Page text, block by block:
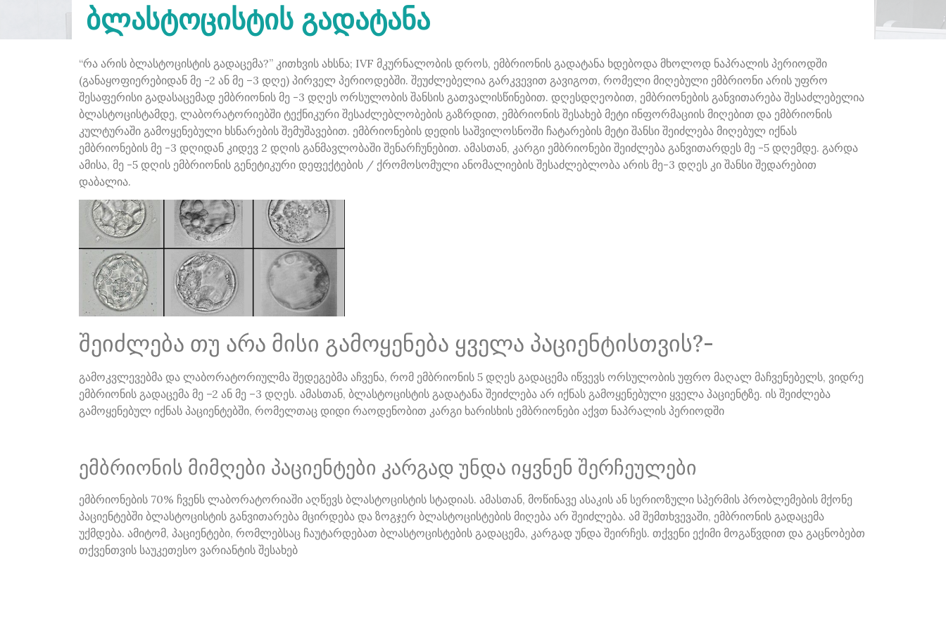
ბლასტოცისტის გადატანა
“რა არის ბლასტოცისტის გადაცემა?” კითხვის ახსნა; IVF მკურნალობის დროს, ემბრიონის გადატანა ხდებოდა მხოლოდ ნაპრალის პერიოდში
(განაყოფიერებიდან მე -2 ან მე –3 დღე) პირველ პერიოდებში. შეუძლებელია გარკვევით გავიგოთ, რომელი მიღებული ემბრიონი არის უფრო
შესაფერისი გადასაცემად ემბრიონის მე -3 დღეს ორსულობის შანსის გათვალისწინებით. დღესდღეობით, ემბრიონების განვითარება შესაძლებელია
ბლასტოცისტამდე, ლაბორატორიებში ტექნიკური შესაძლებლობების გაზრდით, ემბრიონის შესახებ მეტი ინფორმაციის მიღებით და ემბრიონის
კულტურაში გამოყენებული ხსნარების შემუშავებით. ემბრიონების დედის საშვილოსნოში ჩატარების მეტი შანსი შეიძლება მიღებულ იქნას
ემბრიონების მე -3 დღიდან კიდევ 2 დღის განმავლობაში შენარჩუნებით. ამასთან, კარგი ემბრიონები შეიძლება განვითარდეს მე -5 დღემდე. გარდა
ამისა, მე -5 დღის ემბრიონის გენეტიკური დეფექტების / ქრომოსომული ანომალიების შესაძლებლობა არის მე-3 დღეს კი შანსი შედარებით
დაბალია.
შეიძლება თუ არა მისი გამოყენება ყველა პაციენტისთვის?-
გამოკვლევებმა და ლაბორატორიულმა შედეგებმა აჩვენა, რომ ემბრიონის 5 დღეს გადაცემა იწვევს ორსულობის უფრო მაღალ მაჩვენებელს, ვიდრე
ემბრიონის გადაცემა მე –2 ან მე –3 დღეს. ამასთან, ბლასტოცისტის გადატანა შეიძლება არ იქნას გამოყენებული ყველა პაციენტზე. ის შეიძლება
გამოყენებულ იქნას პაციენტებში, რომელთაც დიდი რაოდენობით კარგი ხარისხის ემბრიონები აქვთ ნაპრალის პერიოდში
ემბრიონის მიმღები პაციენტები კარგად უნდა იყვნენ შერჩეულები
ემბრიონების 70% ჩვენს ლაბორატორიაში აღწევს ბლასტოცისტის სტადიას. ამასთან, მოწინავე ასაკის ან სერიოზული სპერმის პრობლემების მქონე
პაციენტებში ბლასტოცისტის განვითარება მცირდება და ზოგჯერ ბლასტოცისტების მიღება არ შეიძლება. ამ შემთხვევაში, ემბრიონის გადაცემა
უქმდება. ამიტომ, პაციენტები, რომლებსაც ჩაუტარდებათ ბლასტოცისტების გადაცემა, კარგად უნდა შეირჩეს. თქვენი ექიმი მოგაწვდით და გაცნობებთ
თქვენთვის საუკეთესო ვარიანტის შესახებ